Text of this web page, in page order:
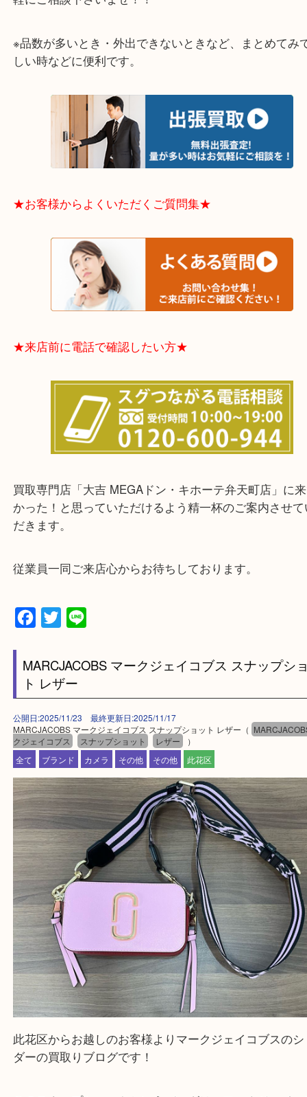
中央区・東淀川区・淀川区・福島区・生野区・西区
東成区・鶴見区・阿倍野区・住吉区・浪速区・天王
東住吉区・住之江区・平野区・城東区周辺エリア
しい時などに便利です。
★お客様からよくいただくご質問集★
買取専門店「大吉 MEGAドン・キホーテ弁天町店
かった！と思っていただけるよう精一杯のご案内さ
だきます。
従業員一同ご来店心からお待ちしております。
Facebook
Twitter
Line
MARCJACOBS マークジェイコブス スナッ
ト レザー
公開日:2025/11/23 最終更新日:2025/11/17
MARCJACOBS マークジェイコブス スナップショット レザー（
クジェイコブス スナップショット レザー ）
全て ブランド カメラ その他 その他 此花区